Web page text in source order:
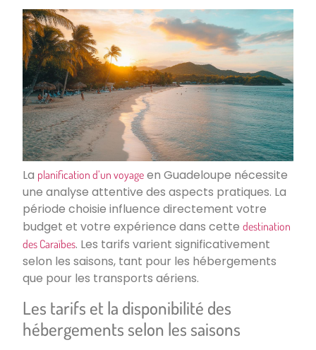
La planification d’un voyage en Guadeloupe nécessite
une analyse attentive des aspects pratiques. La
période choisie influence directement votre
budget et votre expérience dans cette destination
des Caraïbes. Les tarifs varient significativement
selon les saisons, tant pour les hébergements
que pour les transports aériens.
Les tarifs et la disponibilité des
hébergements selon les saisons